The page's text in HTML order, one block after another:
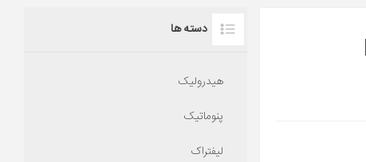
دسته ها
هیدرولیک
پنوماتیک
لیفتراک